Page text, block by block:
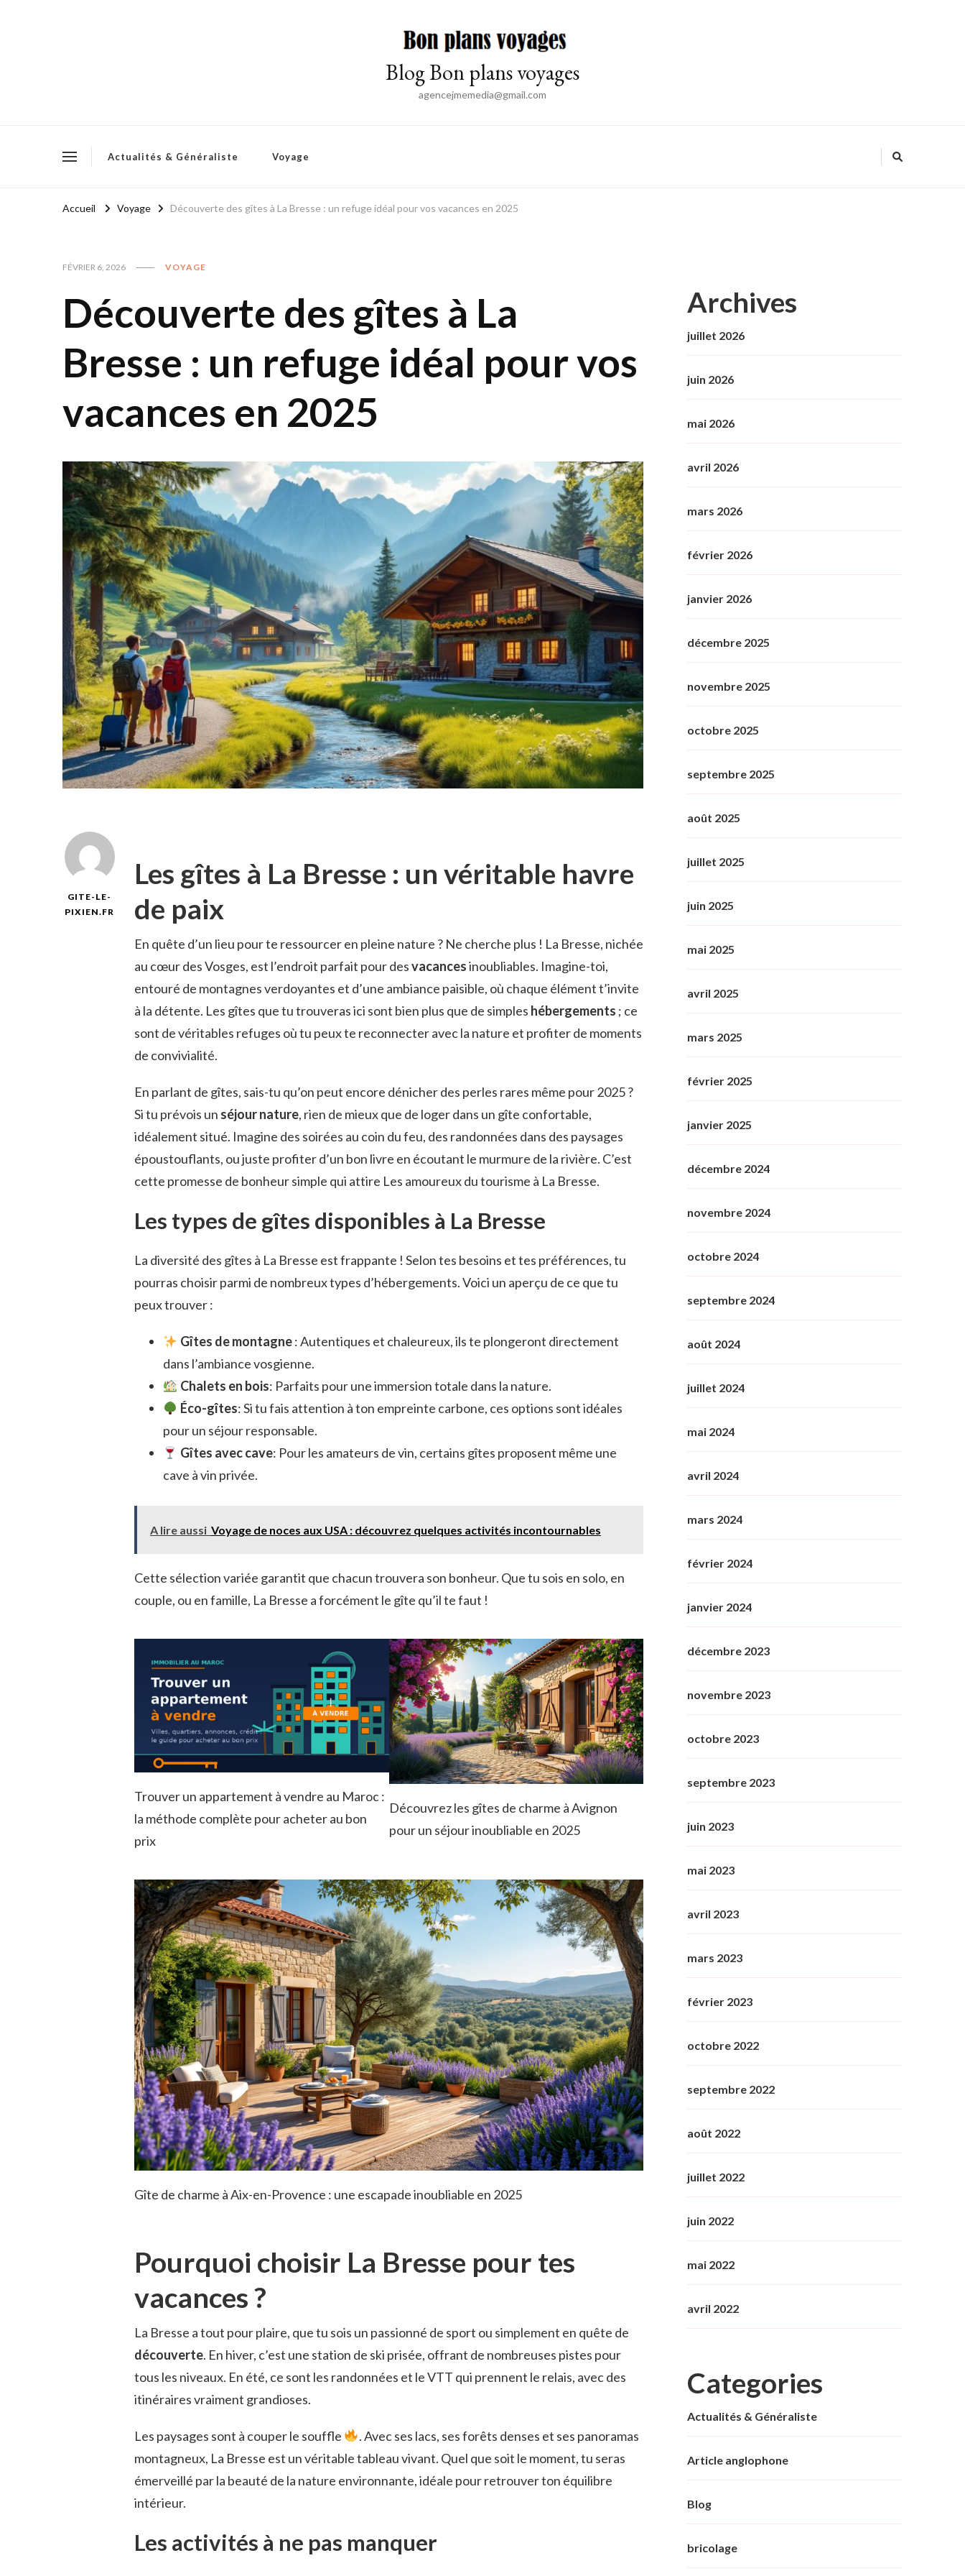
Blog Bon plans voyages
agencejmemedia@gmail.com
Actualités & Généraliste Voyage
Accueil Voyage Découverte des gîtes à La Bresse : un refuge idéal pour vos vacances en 2025
FÉVRIER 6, 2026 VOYAGE
Découverte des gîtes à La
Bresse : un refuge idéal pour vos
vacances en 2025
GITE-LE-
PIXIEN.FR
Les gîtes à La Bresse : un véritable havre
de paix
En quête d’un lieu pour te ressourcer en pleine nature ? Ne cherche plus ! La Bresse, nichée
au cœur des Vosges, est l’endroit parfait pour desvacancesinoubliables. Imagine-toi,
entouré de montagnes verdoyantes et d’une ambiance paisible, où chaque élément t’invite
à la détente. Les gîtes que tu trouveras ici sont bien plus que de simples hébergements ; ce
sont de véritables refuges où tu peux te reconnecter avec la nature et profiter de moments
de convivialité.
En parlant de gîtes, sais-tu qu’on peut encore dénicher des perles rares même pour 2025 ?
Si tu prévois un séjour nature, rien de mieux que de loger dans un gîte confortable,
idéalement situé. Imagine des soirées au coin du feu, des randonnées dans des paysages
époustouflants, ou juste profiter d’un bon livre en écoutant le murmure de la rivière. C’est
cette promesse de bonheur simple qui attire Les amoureux du tourisme à La Bresse.
Les types de gîtes disponibles à La Bresse
La diversité des gîtes à La Bresse est frappante ! Selon tes besoins et tes préférences, tu
pourras choisir parmi de nombreux types d’hébergements. Voici un aperçu de ce que tu
peux trouver :
Gîtes de montagne: Autentiques et chaleureux, ils te plongeront directement
dans l’ambiance vosgienne.
Chalets en bois: Parfaits pour une immersion totale dans la nature.
Éco-gîtes: Si tu fais attention à ton empreinte carbone, ces options sont idéales
pour un séjour responsable.
Gîtes avec cave: Pour les amateurs de vin, certains gîtes proposent même une
cave à vin privée.
A lire aussi Voyage de noces aux USA : découvrez quelques activités incontournables
Cette sélection variée garantit que chacun trouvera son bonheur. Que tu sois en solo, en
couple, ou en famille, La Bresse a forcément le gîte qu’il te faut !
Trouver un appartement à vendre au Maroc :
la méthode complète pour acheter au bon
prix
Découvrez les gîtes de charme à Avignon
pour un séjour inoubliable en 2025
Gîte de charme à Aix-en-Provence : une escapade inoubliable en 2025
Pourquoi choisir La Bresse pour tes
vacances ?
La Bresse a tout pour plaire, que tu sois un passionné de sport ou simplement en quête de
découverte. En hiver, c’est une station de ski prisée, offrant de nombreuses pistes pour
tous les niveaux. En été, ce sont les randonnées et le VTT qui prennent le relais, avec des
itinéraires vraiment grandioses.
Les paysages sont à couper le souffle
. Avec ses lacs, ses forêts denses et ses panoramas
montagneux, La Bresse est un véritable tableau vivant. Quel que soit le moment, tu seras
émerveillé par la beauté de la nature environnante, idéale pour retrouver ton équilibre
intérieur.
Les activités à ne pas manquer
Archives
juillet 2026
juin 2026
mai 2026
avril 2026
mars 2026
février 2026
janvier 2026
décembre 2025
novembre 2025
octobre 2025
septembre 2025
août 2025
juillet 2025
juin 2025
mai 2025
avril 2025
mars 2025
février 2025
janvier 2025
décembre 2024
novembre 2024
octobre 2024
septembre 2024
août 2024
juillet 2024
mai 2024
avril 2024
mars 2024
février 2024
janvier 2024
décembre 2023
novembre 2023
octobre 2023
septembre 2023
juin 2023
mai 2023
avril 2023
mars 2023
février 2023
octobre 2022
septembre 2022
août 2022
juillet 2022
juin 2022
mai 2022
avril 2022
Categories
Actualités & Généraliste
Article anglophone
Blog
bricolage